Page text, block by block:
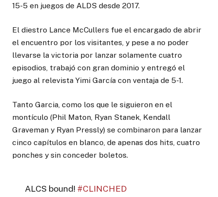
15-5 en juegos de ALDS desde 2017.
El diestro Lance McCullers fue el encargado de abrir
el encuentro por los visitantes, y pese a no poder
llevarse la victoria por lanzar solamente cuatro
episodios, trabajó con gran dominio y entregó el
juego al relevista Yimi García con ventaja de 5-1.
Tanto Garcia, como los que le siguieron en el
montículo (Phil Maton, Ryan Stanek, Kendall
Graveman y Ryan Pressly) se combinaron para lanzar
cinco capítulos en blanco, de apenas dos hits, cuatro
ponches y sin conceder boletos.
ALCS bound!#CLINCHED